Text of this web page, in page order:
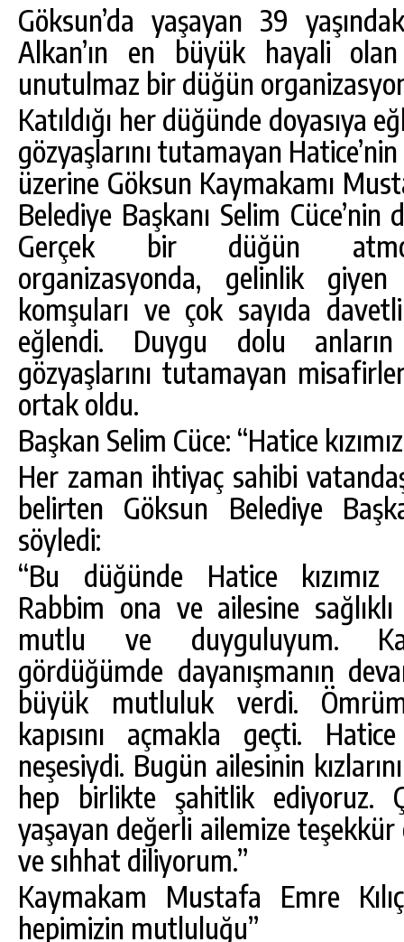
Göksun’da yaşayan 39
Alkan’ın en büyük hayali
unutulmaz bir düğün
Katıldığı her düğünde doyasıya
gözyaşlarını tutamayan
üzerine Göksun Kaymakamı
Belediye Başkanı Selim
Gerçek bir düğün
organizasyonda, gelinlik
komşuları ve çok sayıda
eğlendi. Duygu dolu anların
gözyaşlarını tutamayan
ortak oldu.
Başkan Selim Cüce: “Hatice
Her zaman ihtiyaç sahibi
belirten Göksun Belediye
söyledi:
“Bu düğünde Hatice kızımız
Rabbim ona ve ailesine
mutlu ve duyguluyum.
gördüğümde dayanışmanın
büyük mutluluk verdi.
kapısını açmakla geçti.
neşesiydi. Bugün ailesinin
hep birlikte şahitlik ediyoruz.
yaşayan değerli ailemize
ve sıhhat diliyorum.”
Kaymakam Mustafa Emre
hepimizin mutluluğu”
GÜNLÜK HABER AKIŞI
GÖKSUN HAFIZLIK KIZ KUR’AN KURSU
ÖĞRENCILERINE DARENDE GEZISI.